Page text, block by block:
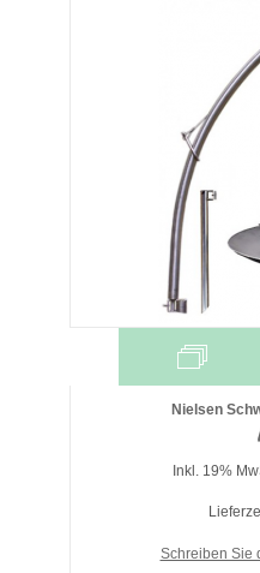
Nielsen
Inkl. 19%
Schreiben Sie